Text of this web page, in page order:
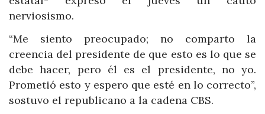
nerviosismo.
“Me siento preocupado; no comparto la
creencia del presidente de que esto es lo que se
debe hacer, pero él es el presidente, no yo.
Prometió esto y espero que esté en lo correcto”,
sostuvo el republicano a la cadena CBS.